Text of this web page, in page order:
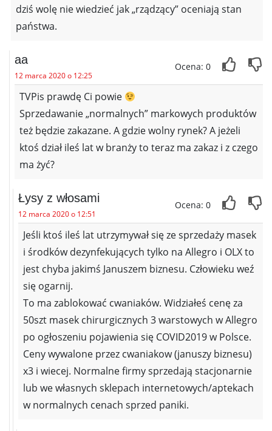
dziś wolę nie wiedzieć jak „rządzący” oceniają stan
państwa.
aa
12 marca 2020 o 12:25
Ocena: 0
TVPis prawdę Ci powie
Sprzedawanie „normalnych” markowych produktów
też będzie zakazane. A gdzie wolny rynek? A jeżeli
ktoś dział ileś lat w branży to teraz ma zakaz i z czego
ma żyć?
Łysy z włosami
12 marca 2020 o 12:51
Ocena: 0
Jeśli ktoś ileś lat utrzymywał się ze sprzedaży masek
i środków dezynfekujących tylko na Allegro i OLX to
jest chyba jakimś Januszem biznesu. Człowieku weź
się ogarnij.
To ma zablokować cwaniaków. Widziałeś cenę za
50szt masek chirurgicznych 3 warstowych w Allegro
po ogłoszeniu pojawienia się COVID2019 w Polsce.
Ceny wywalone przez cwaniakow (januszy biznesu)
x3 i wiecej. Normalne firmy sprzedają stacjonarnie
lub we własnych sklepach internetowych/aptekach
w normalnych cenach sprzed paniki.